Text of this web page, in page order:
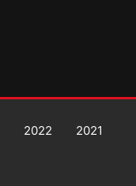
2022 2021